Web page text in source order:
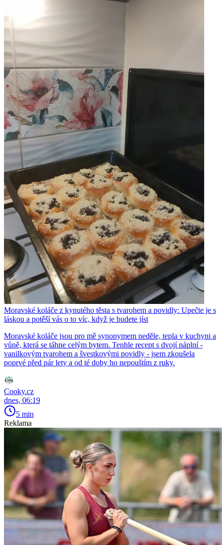
Moravské koláče z kynutého těsta s tvarohem a povidly: Upečte je s
láskou a potěší vás o to víc, když je budete jíst
Moravské koláče jsou pro mě synonymem neděle, tepla v kuchyni a
vůně, která se táhne celým bytem. Tenhle recept s dvojí náplní -
vanilkovým tvarohem a švestkovými povidly - jsem zkoušela
poprvé před pár lety a od té doby ho nepouštím z ruky.
Cooky.cz
dnes, 06:19
5 min
Reklama